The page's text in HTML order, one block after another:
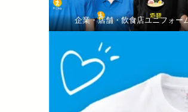
企業・店舗・飲食店ユニフォー